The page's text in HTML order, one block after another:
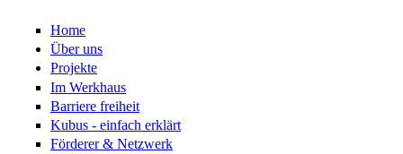
Home
Über uns
Projekte
Im Werkhaus
Barriere freiheit
Kubus - einfach erklärt
Förderer & Netzwerk